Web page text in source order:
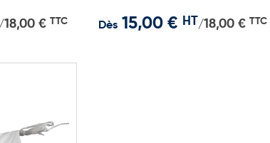
/18,00 € TTC Dès 15,00 € HT/18,00 € TTC